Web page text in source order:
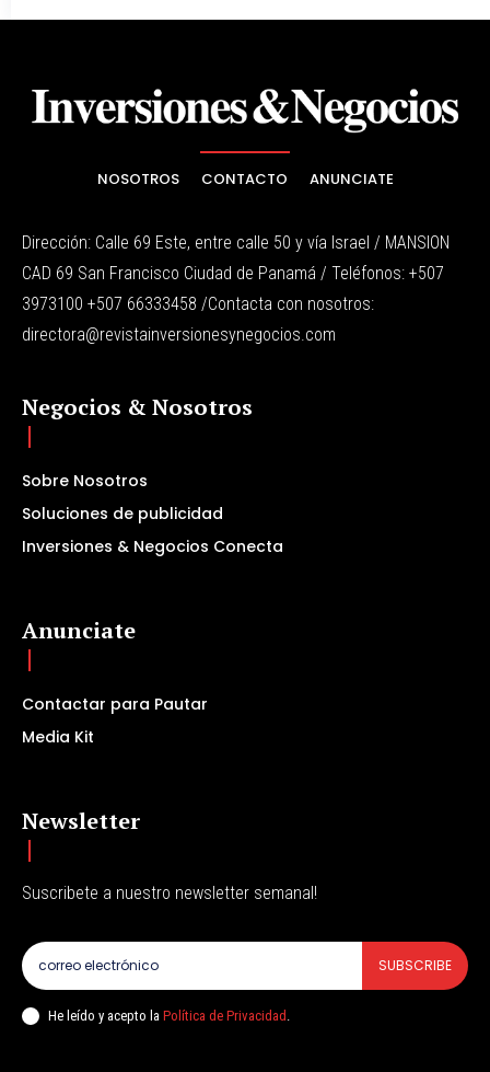
NOSOTROS CONTACTO ANUNCIATE
Dirección: Calle 69 Este, entre calle 50 y vía Israel / MANSION
CAD 69 San Francisco Ciudad de Panamá / Teléfonos: +507
3973100 +507 66333458 /Contacta con nosotros:
directora@revistainversionesynegocios.com
Negocios & Nosotros
Sobre Nosotros
Soluciones de publicidad
Inversiones & Negocios Conecta
Anunciate
Contactar para Pautar
Media Kit
Newsletter
Suscribete a nuestro newsletter semanal!
SUBSCRIBE
He leído y acepto la Política de Privacidad